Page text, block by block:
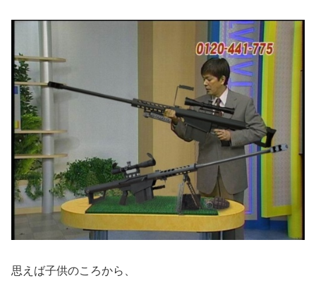
思えば子供のころから、